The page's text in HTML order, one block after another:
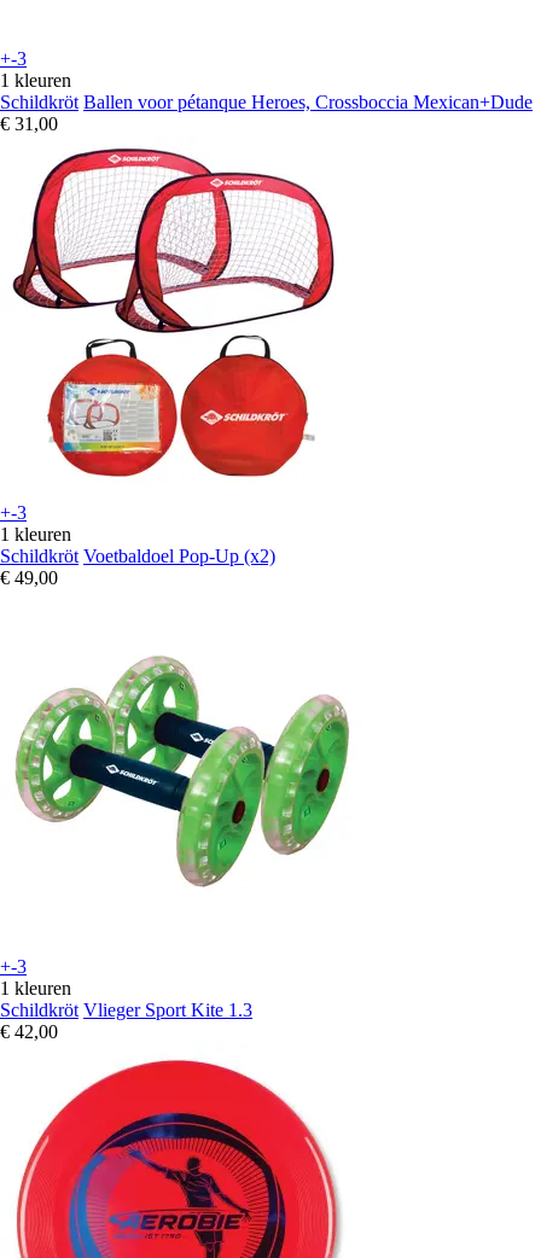
+-3
1 kleuren
Schildkröt Ballen voor pétanque Heroes, Crossboccia Mexican+Dude
€ 31,00
+-3
1 kleuren
Schildkröt Voetbaldoel Pop-Up (x2)
€ 49,00
+-3
1 kleuren
Schildkröt Vlieger Sport Kite 1.3
€ 42,00